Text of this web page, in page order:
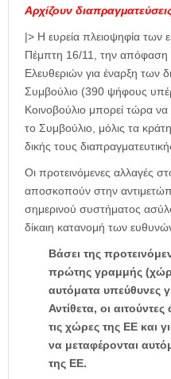
Αρχίζουν
|> Η ευρεία πλειοψηφία των
Πέμπτη 16/11, την απόφαση
Ελευθεριών για έναρξη των
Συμβούλιο (390 ψήφους
Κοινοβούλιο μπορεί τώρα να
το Συμβούλιο, μόλις τα
δικής τους
Οι προτεινόμενες αλλαγές
αποσκοπούν στην
σημερινού συστήματος
δίκαιη κατανομή των
Βάσει της
πρώτης γραμμής
αυτόματα υπεύθυνες
Αντίθετα, οι
τις χώρες της ΕΕ και
να μεταφέρονται
της ΕΕ.